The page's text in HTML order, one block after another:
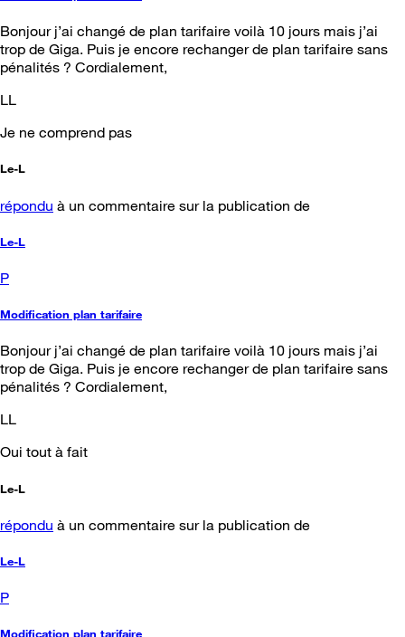
Bonjour j’ai changé de plan tarifaire voilà 10 jours mais j’ai
trop de Giga. Puis je encore rechanger de plan tarifaire sans
pénalités ? Cordialement,
LL
Je ne comprend pas
Le-L
répondu à un commentaire sur la publication de
Le-L
P
Modification plan tarifaire
Bonjour j’ai changé de plan tarifaire voilà 10 jours mais j’ai
trop de Giga. Puis je encore rechanger de plan tarifaire sans
pénalités ? Cordialement,
LL
Oui tout à fait
Le-L
répondu à un commentaire sur la publication de
Le-L
P
Modification plan tarifaire